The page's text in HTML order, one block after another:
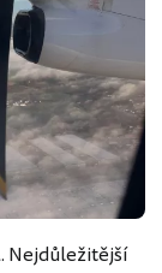
Nejdůležitější